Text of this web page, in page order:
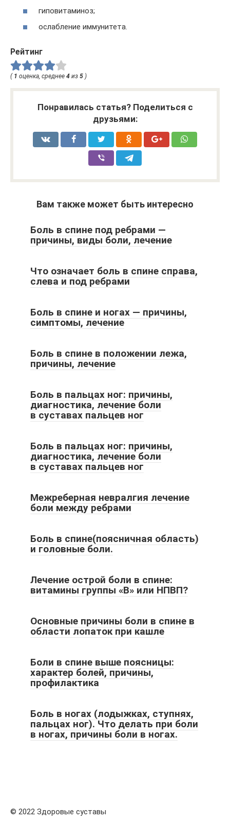
гиповитаминоз;
ослабление иммунитета.
Рейтинг
( 1 оценка, среднее 4 из 5 )
Понравилась статья? Поделиться с
друзьями:
Вам также может быть интересно
Боль в спине под ребрами —
причины, виды боли, лечение
Что означает боль в спине справа,
слева и под ребрами
Боль в спине и ногах — причины,
симптомы, лечение
Боль в спине в положении лежа,
причины, лечение
Боль в пальцах ног: причины,
диагностика, лечение боли
в суставах пальцев ног
Боль в пальцах ног: причины,
диагностика, лечение боли
в суставах пальцев ног
Межреберная невралгия лечение
боли между ребрами
Боль в спине(поясничная область)
и головные боли.
Лечение острой боли в спине:
витамины группы «В» или НПВП?
Основные причины боли в спине в
области лопаток при кашле
Боли в спине выше поясницы:
характер болей, причины,
профилактика
Боль в ногах (лодыжках, ступнях,
пальцах ног). Что делать при боли
в ногах, причины боли в ногах.
© 2022 Здоровые суставы